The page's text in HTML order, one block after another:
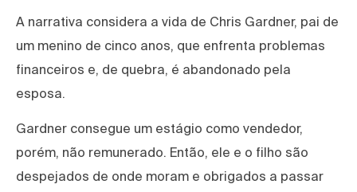
A narrativa considera a vida de Chris Gardner, pai de
um menino de cinco anos, que enfrenta problemas
financeiros e, de quebra, é abandonado pela
esposa.
Gardner consegue um estágio como vendedor,
porém, não remunerado. Então, ele e o filho são
despejados de onde moram e obrigados a passar